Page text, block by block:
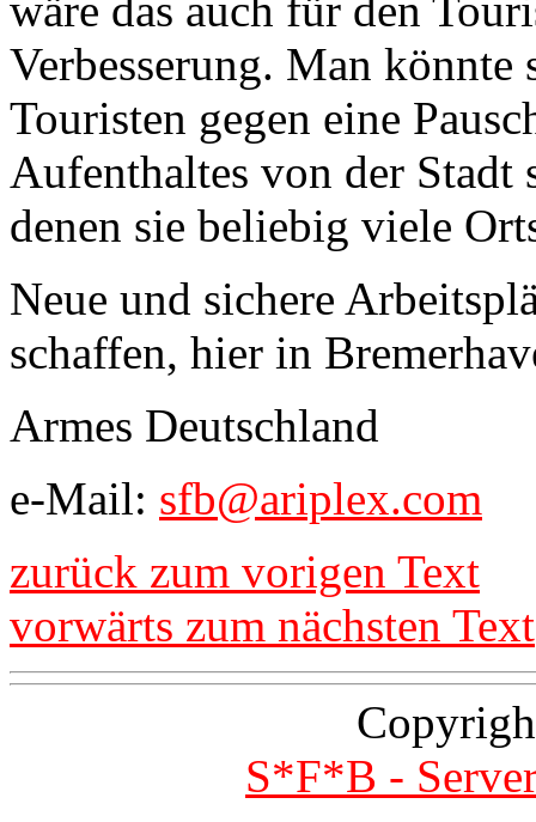
Verbesserung. Man könnte
Touristen gegen eine
Aufenthaltes von der Stadt
denen sie beliebig viele
Neue und sichere
schaffen, hier in
Armes Deutschland
e-Mail: sfb@ariplex.com
zurück zum vorigen Text
vorwärts zum nächsten Text
S*F*B -